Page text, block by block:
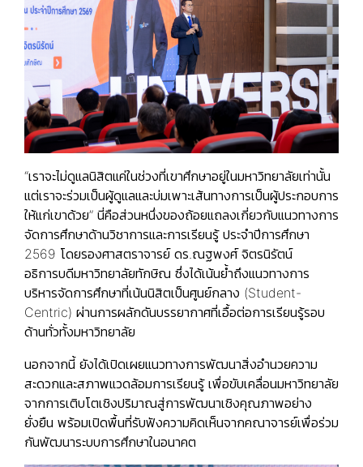
“เราจะไม่ดูแลนิสิตแค่ในช่วงที่เขาศึกษาอยู่ในมหาวิทยาลัยเท่านั้น
แต่เราจะร่วมเป็นผู้ดูแลและบ่มเพาะเส้นทางการเป็นผู้ประกอบการ
ให้แก่เขาด้วย” นี่คือส่วนหนึ่งของถ้อยแถลงเกี่ยวกับแนวทางการ
จัดการศึกษาด้านวิชาการและการเรียนรู้ ประจำปีการศึกษา
2569 โดยรองศาสตราจารย์ ดร.ณฐพงศ์ จิตรนิรัตน์
อธิการบดีมหาวิทยาลัยทักษิณ ซึ่งได้เน้นย้ำถึงแนวทางการ
บริหารจัดการศึกษาที่เน้นนิสิตเป็นศูนย์กลาง (Student-
Centric) ผ่านการผลักดันบรรยากาศที่เอื้อต่อการเรียนรู้รอบ
ด้านทั่วทั้งมหาวิทยาลัย
นอกจากนี้ ยังได้เปิดเผยแนวทางการพัฒนาสิ่งอำนวยความ
สะดวกและสภาพแวดล้อมการเรียนรู้ เพื่อขับเคลื่อนมหาวิทยาลัย
จากการเติบโตเชิงปริมาณสู่การพัฒนาเชิงคุณภาพอย่าง
ยั่งยืน พร้อมเปิดพื้นที่รับฟังความคิดเห็นจากคณาจารย์เพื่อร่วม
กันพัฒนาระบบการศึกษาในอนาคต